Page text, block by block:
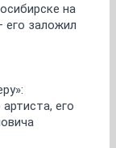
на
его заложил
его